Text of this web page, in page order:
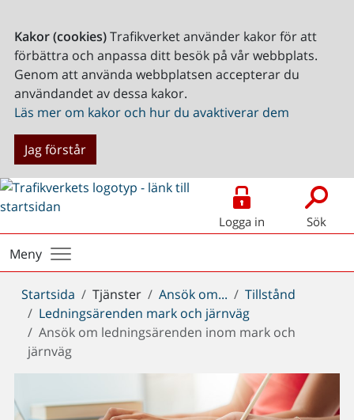
Kakor (cookies)Trafikverket använder kakor för att
förbättra och anpassa ditt besök på vår webbplats.
Genom att använda webbplatsen accepterar du
användandet av dessa kakor.
Läs mer om kakor och hur du avaktiverar dem
Jag förstår
Logga in Sök
Meny
Du
är
här:
Startsida Tjänster Ansök om...
Tillstånd
Ledningsärenden mark och järnväg
Ansök om ledningsärenden inom mark och
järnväg